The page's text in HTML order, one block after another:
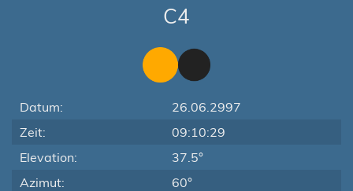
C4
Datum:
26.06.2997
Zeit:
09:10:29
Elevation:
37.5°
Azimut:
60°